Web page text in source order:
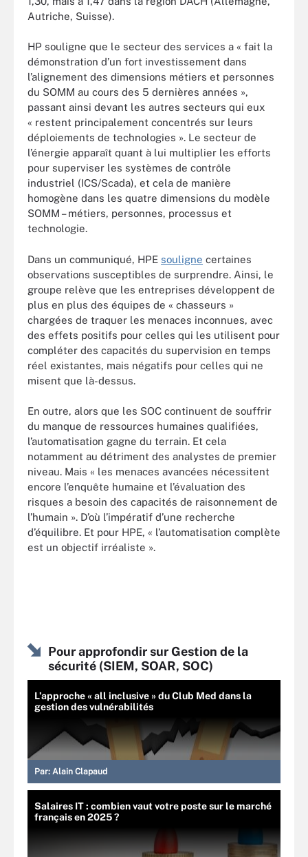
Autriche, Suisse).
HP souligne que le secteur des services a « fait la
démonstration d’un fort investissement dans
l’alignement des dimensions métiers et personnes
du SOMM au cours des 5 dernières années »,
passant ainsi devant les autres secteurs qui eux
« restent principalement concentrés sur leurs
déploiements de technologies ». Le secteur de
l’énergie apparaît quant à lui multiplier les efforts
pour superviser les systèmes de contrôle
industriel (ICS/Scada), et cela de manière
homogène dans les quatre dimensions du modèle
SOMM – métiers, personnes, processus et
technologie.
Dans un communiqué, HPE souligne certaines
observations susceptibles de surprendre. Ainsi, le
groupe relève que les entreprises développent de
plus en plus des équipes de « chasseurs »
chargées de traquer les menaces inconnues, avec
des effets positifs pour celles qui les utilisent pour
compléter des capacités du supervision en temps
réel existantes, mais négatifs pour celles qui ne
misent que là-dessus.
En outre, alors que les SOC continuent de souffrir
du manque de ressources humaines qualifiées,
l’automatisation gagne du terrain. Et cela
notamment au détriment des analystes de premier
niveau. Mais « les menaces avancées nécessitent
encore l’enquête humaine et l’évaluation des
risques a besoin des capacités de raisonnement de
l’humain ». D’où l’impératif d’une recherche
d’équilibre. Et pour HPE, « l’automatisation complète
est un objectif irréaliste ».
Pour approfondir sur Gestion de la
sécurité (SIEM, SOAR, SOC)
L’approche « all inclusive » du Club Med dans la
gestion des vulnérabilités
Par: Alain Clapaud
Salaires IT : combien vaut votre poste sur le marché
français en 2025 ?